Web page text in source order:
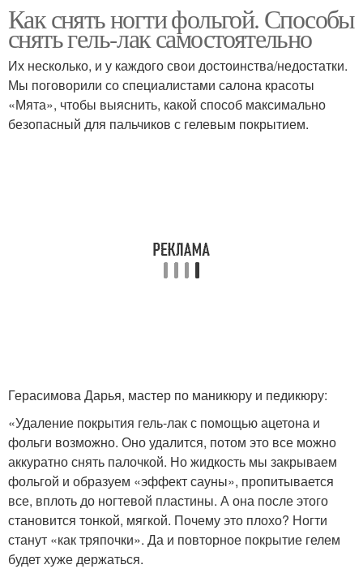
условиях
Гель-лак при помощи
Трафареты для гель-
лака
Рисунки с помощью
Как снять ногти фольгой. Способы
снять гель-лак самостоятельно
Их несколько, и у каждого свои достоинства/недостатки.
Мы поговорили со специалистами салона красоты
«Мята», чтобы выяснить, какой способ максимально
безопасный для пальчиков с гелевым покрытием.
Герасимова Дарья, мастер по маникюру и педикюру:
«Удаление покрытия гель-лак с помощью ацетона и
фольги возможно. Оно удалится, потом это все можно
аккуратно снять палочкой. Но жидкость мы закрываем
фольгой и образуем «эффект сауны», пропитывается
все, вплоть до ногтевой пластины. А она после этого
становится тонкой, мягкой. Почему это плохо? Ногти
станут «как тряпочки». Да и повторное покрытие гелем
будет хуже держаться.